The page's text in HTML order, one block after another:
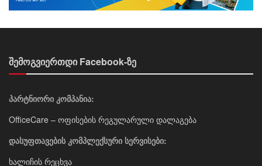
შემოგვიერთდი Facebook-ზე
პარტნიორი კომპანია:
OfficeCare – ოფისების რეგულარული დალაგება
დასუფთავების კომპლექსური სერვისები:
ხალიჩის რეცხვა